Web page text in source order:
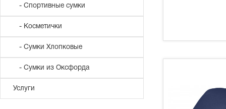
- Спортивные сумки
- Косметички
- Сумки Хлопковые
- Сумки из Оксфорда
Услуги